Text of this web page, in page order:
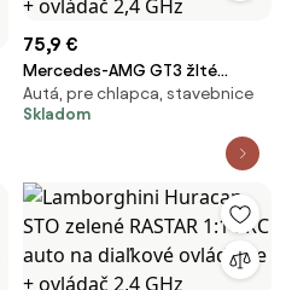
75,9 €
Mercedes-AMG GT3 žlté
RASTAR 1:14 autíčko/robot 2 v 1
na diaľkové ovládanie + ovládač
Autá, pre chlapca, stavebnice
Skladom